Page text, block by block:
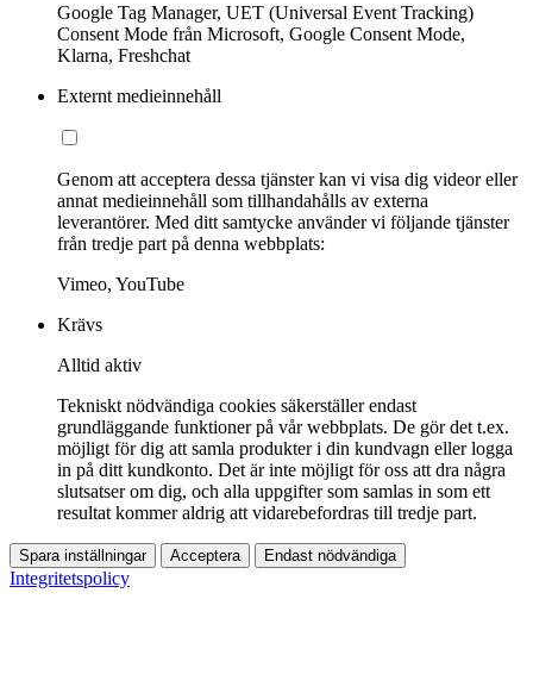
Google Tag Manager, UET (Universal Event Tracking)
Consent Mode från Microsoft, Google Consent Mode,
Klarna, Freshchat
Externt medieinnehåll
Genom att acceptera dessa tjänster kan vi visa dig videor eller
annat medieinnehåll som tillhandahålls av externa
leverantörer. Med ditt samtycke använder vi följande tjänster
från tredje part på denna webbplats:
Vimeo, YouTube
Krävs
Alltid aktiv
Tekniskt nödvändiga cookies säkerställer endast
grundläggande funktioner på vår webbplats. De gör det t.ex.
möjligt för dig att samla produkter i din kundvagn eller logga
in på ditt kundkonto. Det är inte möjligt för oss att dra några
slutsatser om dig, och alla uppgifter som samlas in som ett
resultat kommer aldrig att vidarebefordras till tredje part.
Spara inställningar Acceptera Endast nödvändiga
Integritetspolicy